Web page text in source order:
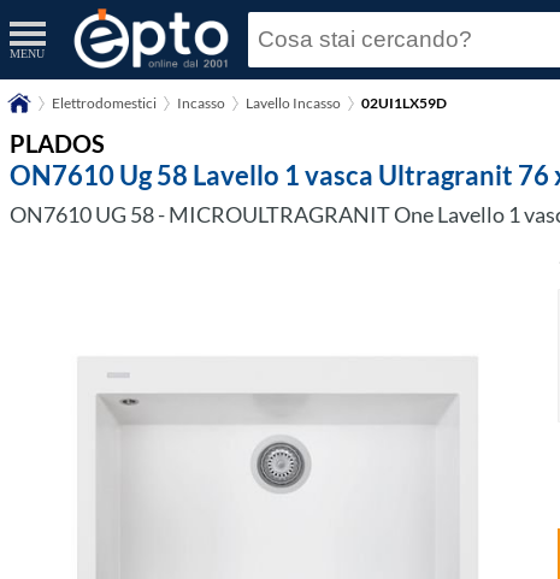
MENU
Elettrodomestici Incasso Lavello Incasso 02UI1LX59D
PLADOS
ON7610 Ug 58 Lavello 1 vasca Ultragranit 76
ON7610 UG 58 - MICROULTRAGRANIT One Lavello 1